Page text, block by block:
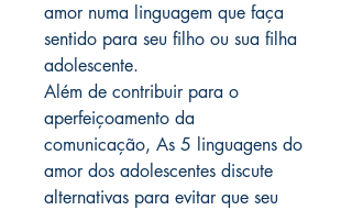
amor numa linguagem que faça
sentido para seu filho ou sua filha
adolescente.
Além de contribuir para o
aperfeiçoamento da
comunicação, As 5 linguagens do
amor dos adolescentes discute
alternativas para evitar que seu